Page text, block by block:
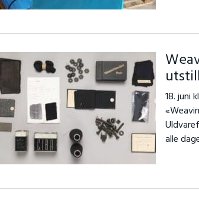
18. juni
alle